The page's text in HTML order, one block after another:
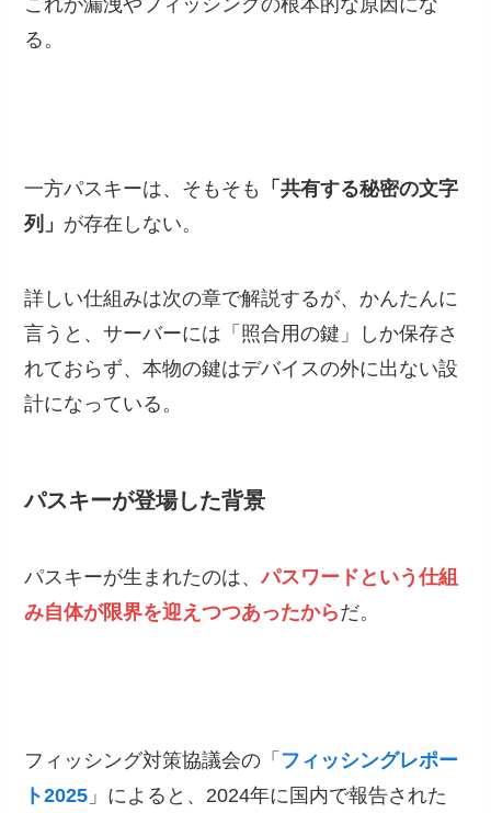
これが漏洩やフィッシングの根本的な原因にな
る。
一方パスキーは、そもそも
「共有する秘密の文字
列」 が存在しない。
詳しい仕組みは次の章で解説するが、かんたんに
言うと、サーバーには「照合用の鍵」しか保存さ
れておらず、本物の鍵はデバイスの外に出ない設
計になっている。
パスキーが登場した背景
パスキーが生まれたのは、パスワードという仕組
み自体が限界を迎えつつあったからだ。
フィッシング対策協議会の「 フィッシングレポー
ト2025 」によると、2024年に国内で報告された